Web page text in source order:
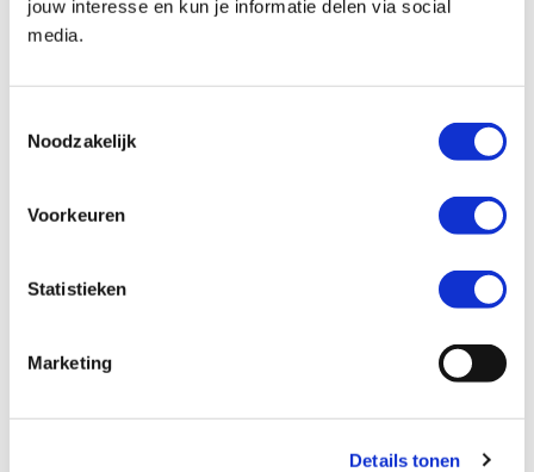
jouw interesse en kun je informatie delen via social
media.
Noodzakelijk
Voorkeuren
Statistieken
Marketing
Details tonen